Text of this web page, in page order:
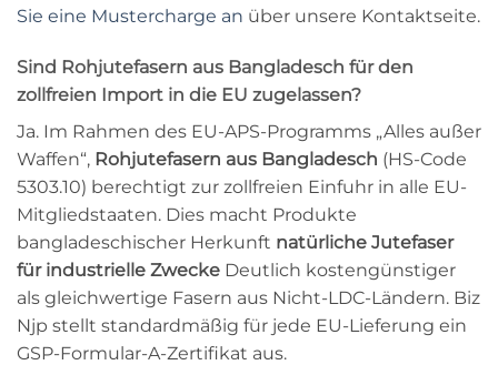
Sie eine Mustercharge an über unsere Kontaktseite.
Sind Rohjutefasern aus Bangladesch für den
zollfreien Import in die EU zugelassen?
Ja. Im Rahmen des EU-APS-Programms „Alles außer
Waffen“, Rohjutefasern aus Bangladesch (HS-Code
5303.10) berechtigt zur zollfreien Einfuhr in alle EU-
Mitgliedstaaten. Dies macht Produkte
bangladeschischer Herkunft natürliche Jutefaser
für industrielle Zwecke Deutlich kostengünstiger
als gleichwertige Fasern aus Nicht-LDC-Ländern. Biz
Njp stellt standardmäßig für jede EU-Lieferung ein
GSP-Formular-A-Zertifikat aus.